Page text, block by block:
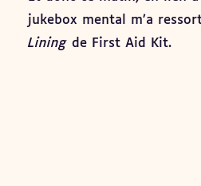
jukebox mental m’a
Liningde First Aid Kit.